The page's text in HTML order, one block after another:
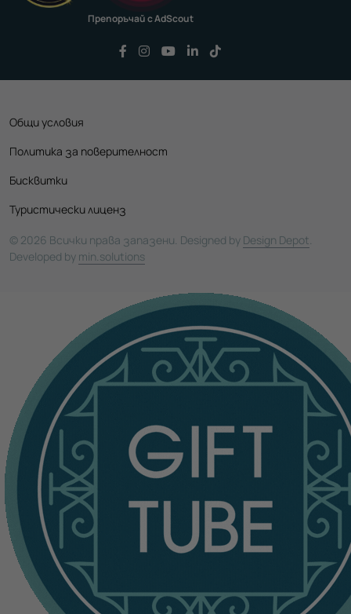
Препоръчай с AdScout
Последвайте ни във Facebook
Последвайте ни във Instagram
Последвайте ни във
Последвайте ни във
Общи условия
Политика за поверителност
Бисквитки
Туристически лиценз
© 2026 Всички права запазени. Designed by Design Depot
Developed by min.solutions